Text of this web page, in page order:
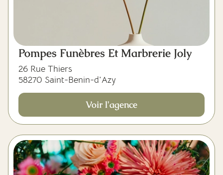
Pompes Funèbres Et Marbrerie Joly
26 Rue Thiers
58270 Saint-Benin-d'Azy
Voir l'agence